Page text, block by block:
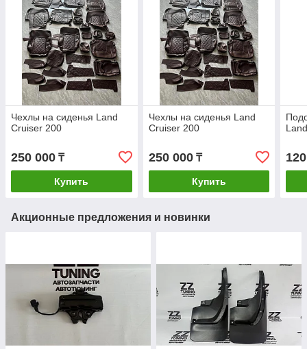
Чехлы на сиденья Land
Cruiser 200
250 000 ₸
Купить
Чехлы на сиденья Land
Cruiser 200
250 000₸
Купить
Акционные предложения и новинки